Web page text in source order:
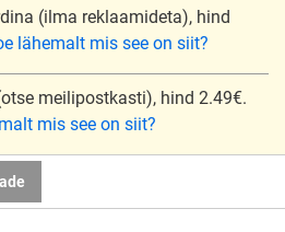
(ilma reklaamideta), hind
lähemalt mis see on siit?
meilipostkasti), hind 2.49€.
mis see on siit?